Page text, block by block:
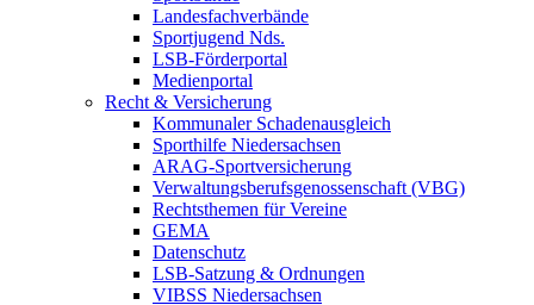
Landesfachverbände
Sportjugend Nds.
LSB-Förderportal
Medienportal
Recht & Versicherung
Kommunaler Schadenausgleich
Sporthilfe Niedersachsen
ARAG-Sportversicherung
Verwaltungsberufsgenossenschaft (VBG)
Rechtsthemen für Vereine
GEMA
Datenschutz
LSB-Satzung & Ordnungen
VIBSS Niedersachsen